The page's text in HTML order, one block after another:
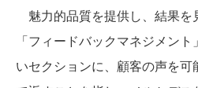
魅力的品質を提供し、結果を
「フィードバックマネジメン
いセクションに、顧客の声を